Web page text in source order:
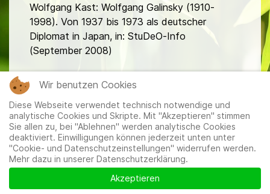
Wolfgang Kast: Wolfgang Galinsky (1910-
1998). Von 1937 bis 1973 als deutscher
Diplomat in Japan, in: StuDeO-Info
(September 2008)
Mitglieder|Impressum|Datenschutzerklärung|Cookie-
und Datenschutzeinstellungen
Wir benutzen Cookies
Diese Webseite verwendet technisch notwendige und
analytische Cookies und Skripte. Mit "Akzeptieren" stimmen
Sie allen zu, bei "Ablehnen" werden analytische Cookies
deaktiviert. Einwilligungen können jederzeit unten unter
"Cookie- und Datenschutzeinstellungen" widerrufen werden.
Mehr dazu in unserer Datenschutzerklärung.
Akzeptieren